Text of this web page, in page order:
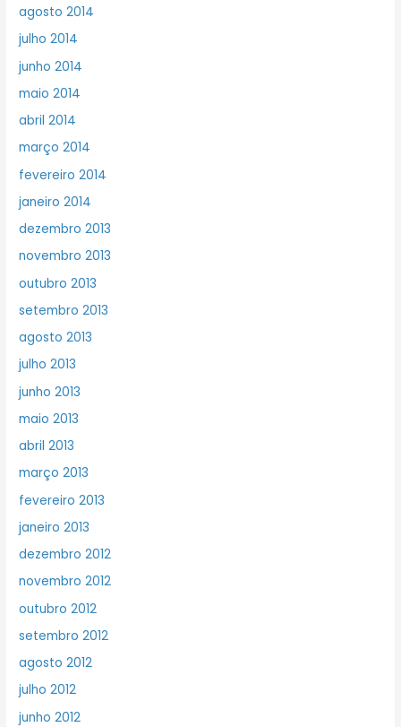
agosto 2014
julho 2014
junho 2014
maio 2014
abril 2014
março 2014
fevereiro 2014
janeiro 2014
dezembro 2013
novembro 2013
outubro 2013
setembro 2013
agosto 2013
julho 2013
junho 2013
maio 2013
abril 2013
março 2013
fevereiro 2013
janeiro 2013
dezembro 2012
novembro 2012
outubro 2012
setembro 2012
agosto 2012
julho 2012
junho 2012